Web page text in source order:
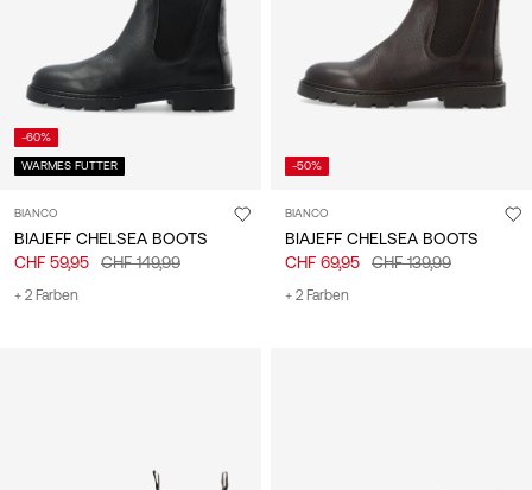
-60%
WARMES FUTTER
BIANCO
BIAJEFF CHELSEA BOOTS
CHF 59,95
CHF 149,99
+ 2 Farben
-50%
BIANCO
BIAJEFF CHELSEA BOOTS
CHF 69,95
CHF 139,99
+ 2 Farben